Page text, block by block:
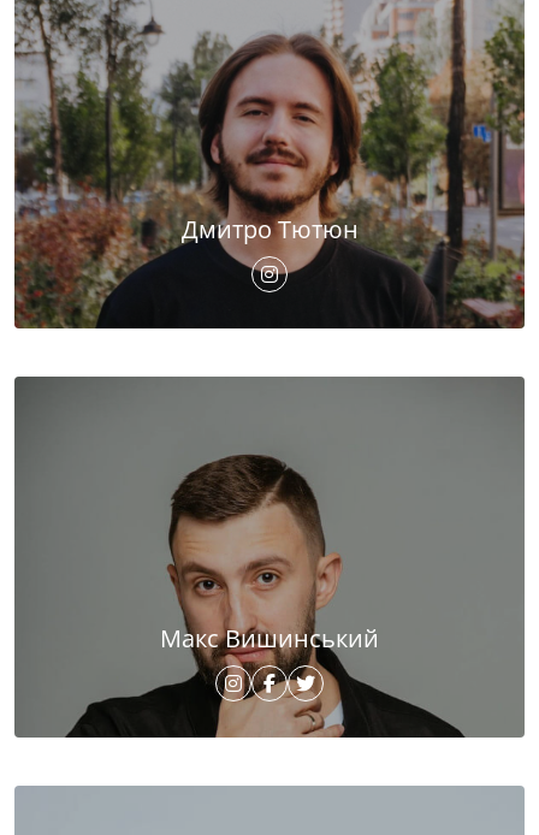
Дмитро Тютюн
Макс Вишинський